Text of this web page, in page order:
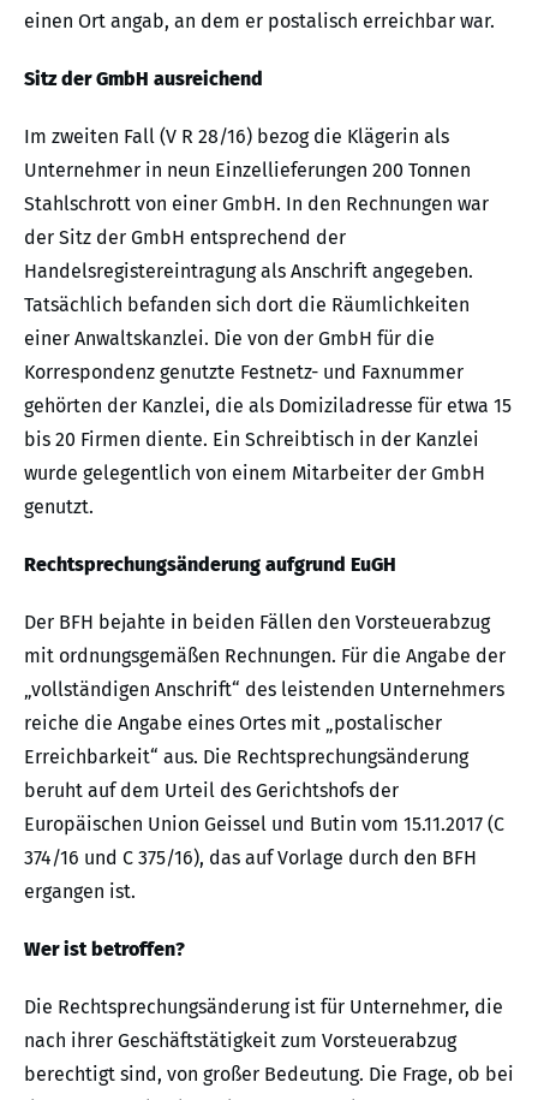
einen Ort angab, an dem er postalisch erreichbar war.
Sitz der GmbH ausreichend
Im zweiten Fall (V R 28/16) bezog die Klägerin als
Unternehmer in neun Einzellieferungen 200 Tonnen
Stahlschrott von einer GmbH. In den Rechnungen war
der Sitz der GmbH entsprechend der
Handelsregistereintragung als Anschrift angegeben.
Tatsächlich befanden sich dort die Räumlichkeiten
einer Anwaltskanzlei. Die von der GmbH für die
Korrespondenz genutzte Festnetz- und Faxnummer
gehörten der Kanzlei, die als Domiziladresse für etwa 15
bis 20 Firmen diente. Ein Schreibtisch in der Kanzlei
wurde gelegentlich von einem Mitarbeiter der GmbH
genutzt.
Rechtsprechungsänderung aufgrund EuGH
Der BFH bejahte in beiden Fällen den Vorsteuerabzug
mit ordnungsgemäßen Rechnungen. Für die Angabe der
„vollständigen Anschrift“ des leistenden Unternehmers
reiche die Angabe eines Ortes mit „postalischer
Erreichbarkeit“ aus. Die Rechtsprechungsänderung
beruht auf dem Urteil des Gerichtshofs der
Europäischen Union Geissel und Butin vom 15.11.2017 (C
374/16 und C 375/16), das auf Vorlage durch den BFH
ergangen ist.
Wer ist betroffen?
Die Rechtsprechungsänderung ist für Unternehmer, die
nach ihrer Geschäftstätigkeit zum Vorsteuerabzug
berechtigt sind, von großer Bedeutung. Die Frage, ob bei